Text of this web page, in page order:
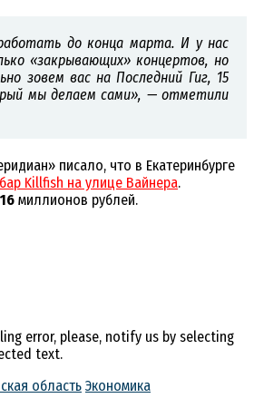
до конца марта. И у нас
«закрывающих» концертов, но
зовем вас на Последний Гиг, 15
мы делаем сами», — отметили
писало, что в Екатеринбурге
Killfish на улице Вайнера.
16 миллионов рублей.
error, please, notify us by selecting
text.
область Экономика